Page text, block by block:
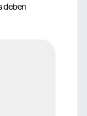
deben